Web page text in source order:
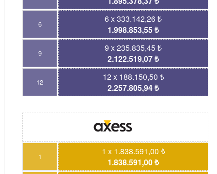
6
6 x 333.142,26 ₺
1.998.853,55 ₺
9
9 x 235.835,45 ₺
2.122.519,07 ₺
12
12 x 188.150,50 ₺
2.257.805,94 ₺
1
1 x 1.838.591,00 ₺
1.838.591,00 ₺